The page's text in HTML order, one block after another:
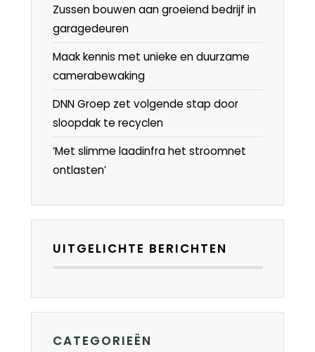
Zussen bouwen aan groeiend bedrijf in
garagedeuren
Maak kennis met unieke en duurzame
camerabewaking
DNN Groep zet volgende stap door
sloopdak te recyclen
‘Met slimme laadinfra het stroomnet
ontlasten’
UITGELICHTE BERICHTEN
CATEGORIEËN